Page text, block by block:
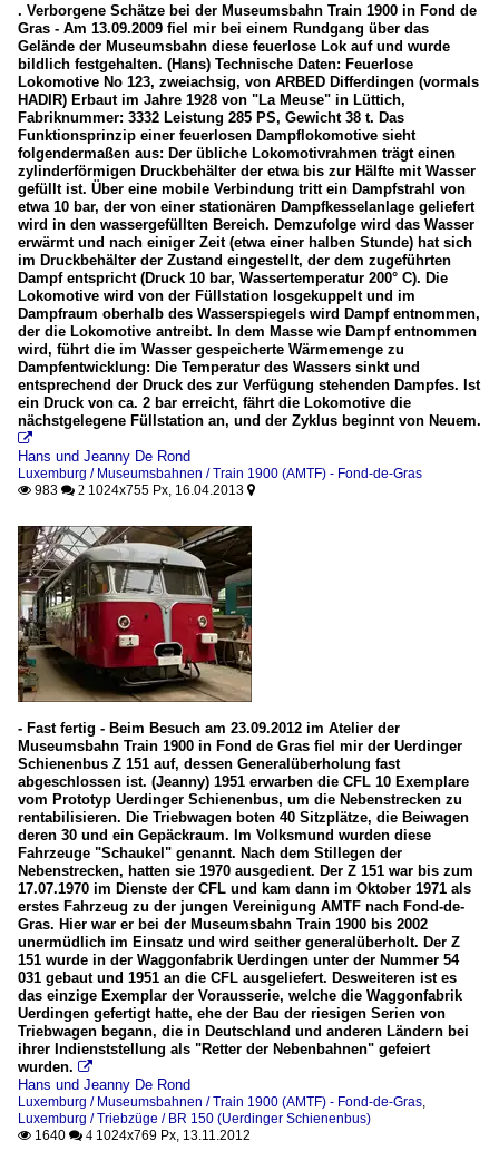
. Verborgene Schätze bei der Museumsbahn Train 1900 in Fond de
Gras - Am 13.09.2009 fiel mir bei einem Rundgang über das
Gelände der Museumsbahn diese feuerlose Lok auf und wurde
bildlich festgehalten. (Hans) Technische Daten: Feuerlose
Lokomotive No 123, zweiachsig, von ARBED Differdingen (vormals
HADIR) Erbaut im Jahre 1928 von "La Meuse" in Lüttich,
Fabriknummer: 3332 Leistung 285 PS, Gewicht 38 t. Das
Funktionsprinzip einer feuerlosen Dampflokomotive sieht
folgendermaßen aus: Der übliche Lokomotivrahmen trägt einen
zylinderförmigen Druckbehälter der etwa bis zur Hälfte mit Wasser
gefüllt ist. Über eine mobile Verbindung tritt ein Dampfstrahl von
etwa 10 bar, der von einer stationären Dampfkesselanlage geliefert
wird in den wassergefüllten Bereich. Demzufolge wird das Wasser
erwärmt und nach einiger Zeit (etwa einer halben Stunde) hat sich
im Druckbehälter der Zustand eingestellt, der dem zugeführten
Dampf entspricht (Druck 10 bar, Wassertemperatur 200° C). Die
Lokomotive wird von der Füllstation losgekuppelt und im
Dampfraum oberhalb des Wasserspiegels wird Dampf entnommen,
der die Lokomotive antreibt. In dem Masse wie Dampf entnommen
wird, führt die im Wasser gespeicherte Wärmemenge zu
Dampfentwicklung: Die Temperatur des Wassers sinkt und
entsprechend der Druck des zur Verfügung stehenden Dampfes. Ist
ein Druck von ca. 2 bar erreicht, fährt die Lokomotive die
nächstgelegene Füllstation an, und der Zyklus beginnt von Neuem.

Hans und Jeanny De Rond
Luxemburg / Museumsbahnen / Train 1900 (AMTF) - Fond-de-Gras
 983  2 1024x755 Px, 16.04.2013 
- Fast fertig - Beim Besuch am 23.09.2012 im Atelier der
Museumsbahn Train 1900 in Fond de Gras fiel mir der Uerdinger
Schienenbus Z 151 auf, dessen Generalüberholung fast
abgeschlossen ist. (Jeanny) 1951 erwarben die CFL 10 Exemplare
vom Prototyp Uerdinger Schienenbus, um die Nebenstrecken zu
rentabilisieren. Die Triebwagen boten 40 Sitzplätze, die Beiwagen
deren 30 und ein Gepäckraum. Im Volksmund wurden diese
Fahrzeuge "Schaukel" genannt. Nach dem Stillegen der
Nebenstrecken, hatten sie 1970 ausgedient. Der Z 151 war bis zum
17.07.1970 im Dienste der CFL und kam dann im Oktober 1971 als
erstes Fahrzeug zu der jungen Vereinigung AMTF nach Fond-de-
Gras. Hier war er bei der Museumsbahn Train 1900 bis 2002
unermüdlich im Einsatz und wird seither generalüberholt. Der Z
151 wurde in der Waggonfabrik Uerdingen unter der Nummer 54
031 gebaut und 1951 an die CFL ausgeliefert. Desweiteren ist es
das einzige Exemplar der Vorausserie, welche die Waggonfabrik
Uerdingen gefertigt hatte, ehe der Bau der riesigen Serien von
Triebwagen begann, die in Deutschland und anderen Ländern bei
ihrer Indienststellung als "Retter der Nebenbahnen" gefeiert
wurden. 
Hans und Jeanny De Rond
Luxemburg / Museumsbahnen / Train 1900 (AMTF) - Fond-de-Gras,
Luxemburg / Triebzüge / BR 150 (Uerdinger Schienenbus)
 1640  4 1024x769 Px, 13.11.2012